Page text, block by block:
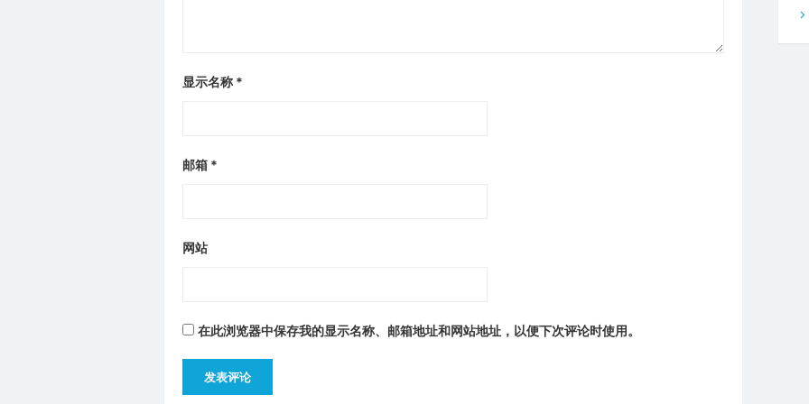
显示名称 *
邮箱 *
网站
在此浏览器中保存我的显示名称、邮箱地址和网站地址，以便下次评论时使用。